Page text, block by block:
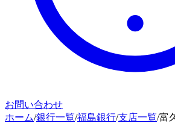
お問い合わせ
ホーム/銀行一覧/福島銀行/支店一覧/富